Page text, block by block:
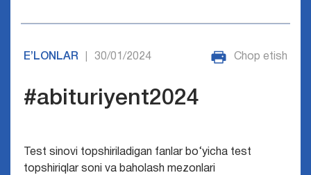
E’LONLAR 30/01/2024 Chop etish
#abituriyent2024
Test sinovi topshiriladigan fanlar bo‘yicha test
topshiriqlar soni va baholash mezonlari